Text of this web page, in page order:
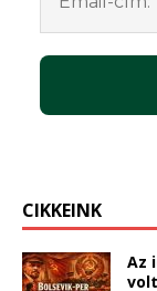
CIKKEINK
Az